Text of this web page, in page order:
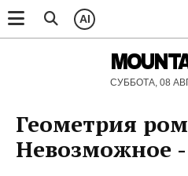
AI
СУББОТА, 08
Геометрия
Невозможное